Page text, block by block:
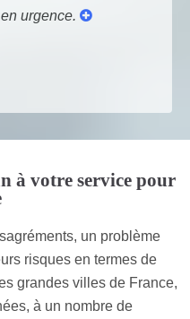
urgence.
à votre service pour
un problème
risques en termes de
grandes villes de France,
à un nombre de